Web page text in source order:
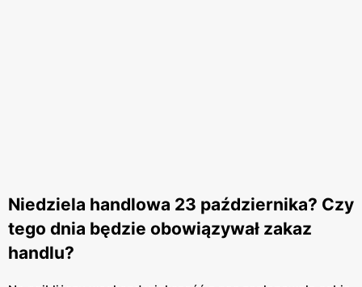
Niedziela handlowa 23 października? Czy
tego dnia będzie obowiązywał zakaz
handlu?